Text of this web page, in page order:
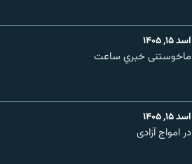
اسد ۱۵, ۱۴۰۵
ماخوستنی خبري ساعت
اسد ۱۵, ۱۴۰۵
در امواج آزادی